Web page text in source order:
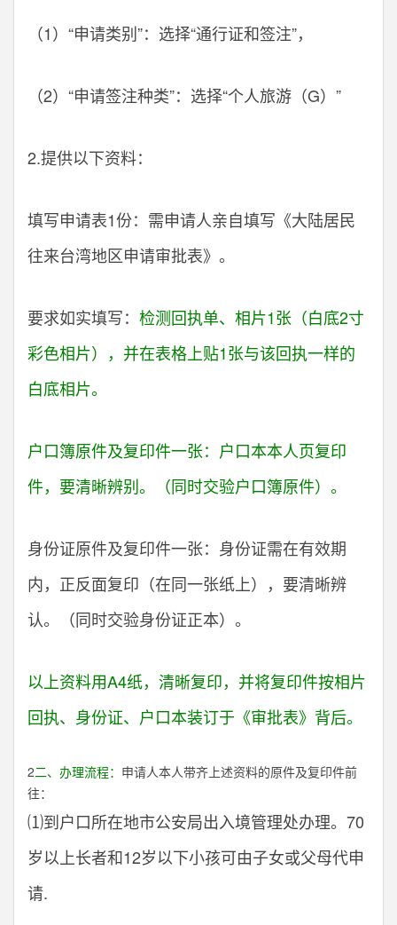
（1）“申请类别”：选择“通行证和签注”，
（2）“申请签注种类”：选择“个人旅游（G）”
2.提供以下资料：
填写申请表1份：需申请人亲自填写《大陆居民
往来台湾地区申请审批表》。
要求如实填写： 检测回执单、相片1张（白底2寸
彩色相片），并在表格上贴1张与该回执一样的
白底相片。
户口簿原件及复印件一张：户口本本人页复印
件，要清晰辨别。（同时交验户口簿原件）。
身份证原件及复印件一张：身份证需在有效期
内，正反面复印（在同一张纸上），要清晰辨
认。（同时交验身份证正本）。
以上资料用A4纸，清晰复印，并将复印件按相片
回执、身份证、户口本装订于《审批表》背后。
2二、办理流程： 申请人本人带齐上述资料的原件及复印件前
往：
⑴到户口所在地市公安局出入境管理处办理。70
岁以上长者和12岁以下小孩可由子女或父母代申
请.